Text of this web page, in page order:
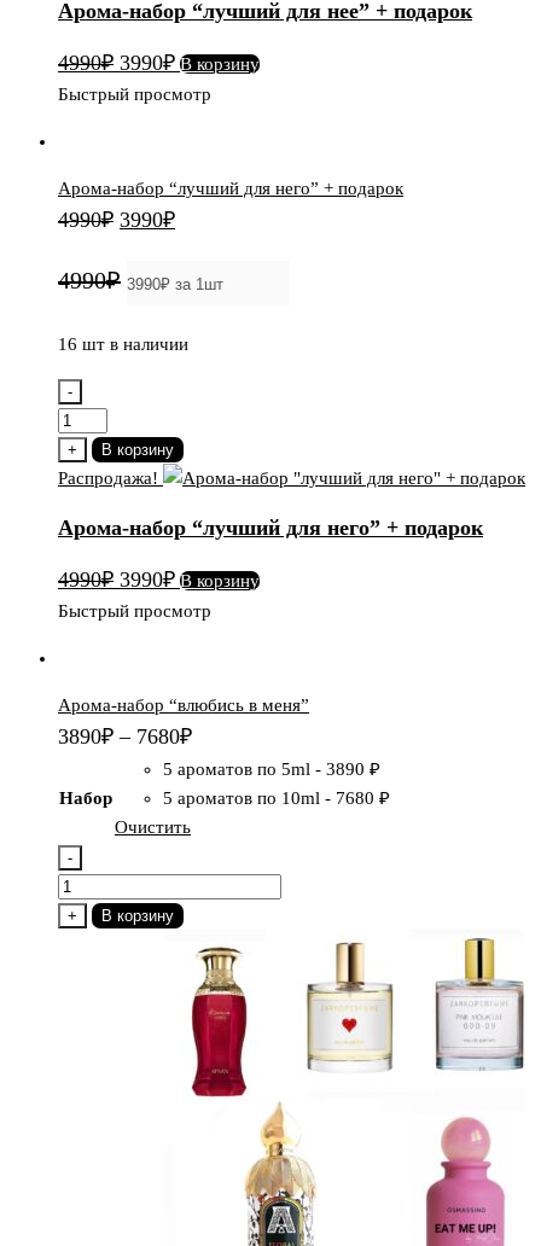
"лучший
нее"
+
Арома-набор “лучший для нее” + подарок
4990₽ Первоначальная
цена
3990₽Текущая
цена:
В корзину
Быстрый просмотр
Арома-набор “лучший для него” + подарок
4990₽ Первоначальная
составляла
3990₽Текущая
3990₽.
4990₽
16 шт в наличии
-
Количество
товара
Арома-
"лучший
него"
+
+ В корзину
Распродажа!
Арома-набор “лучший для него” + подарок
4990₽ Первоначальная
цена
3990₽Текущая
цена:
В корзину
Быстрый просмотр
Арома-набор “влюбись в меня”
3890₽ – 7680₽
Набор
5 ароматов по 5ml - 3890 ₽
5 ароматов по 10ml - 7680 ₽
Очистить
-
Количество
товара
+ В корзину